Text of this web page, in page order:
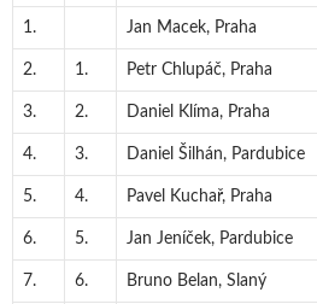
1. Jan Macek, Praha
2. 1. Petr Chlupáč, Praha
3. 2. Daniel Klíma, Praha
4. 3. Daniel Šilhán, Pardubice
5. 4. Pavel Kuchař, Praha
6. 5. Jan Jeníček, Pardubice
7. 6. Bruno Belan, Slaný